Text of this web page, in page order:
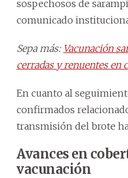
sospechosos de
comunicado
Sepa más: Vacunación
cerradas y renuentes en
En cuanto al
confirmados
transmisión del brote
Avances en
vacunación